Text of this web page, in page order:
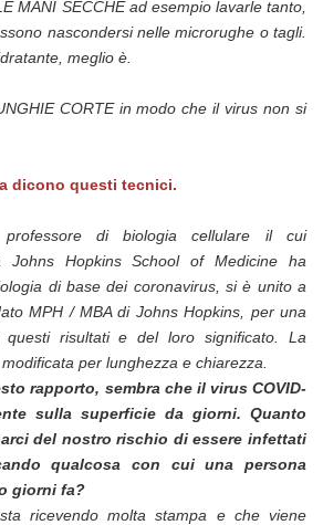
MANI SECCHE ad esempio lavarle tanto,
nascondersi nelle microrughe o tagli.
meglio è.
CORTE in modo che il virus non si
dicono questi tecnici.
professore di biologia cellulare il cui
Johns Hopkins School of Medicine ha
di base dei coronavirus, si è unito a
MPH / MBA di Johns Hopkins, per una
questi risultati e del loro significato. La
per lunghezza e chiarezza.
rapporto, sembra che il virus COVID-
sulla superficie da giorni. Quanto
del nostro rischio di essere infettati
qualcosa con cui una persona
giorni fa?
ricevendo molta stampa e che viene